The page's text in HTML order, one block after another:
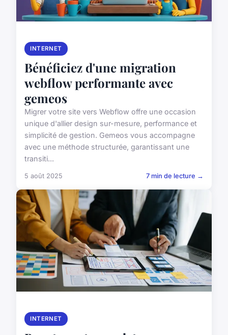
INTERNET
Bénéficiez d'une migration
webflow performante avec
gemeos
Migrer votre site vers Webflow offre une occasion
unique d'allier design sur-mesure, performance et
simplicité de gestion. Gemeos vous accompagne
avec une méthode structurée, garantissant une
transiti...
5 août 2025 7 min de lecture →
INTERNET